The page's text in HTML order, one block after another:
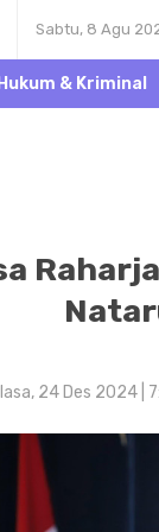
Sabtu, 8 Agu
Hukum & Kriminal
24 Des 2024 |